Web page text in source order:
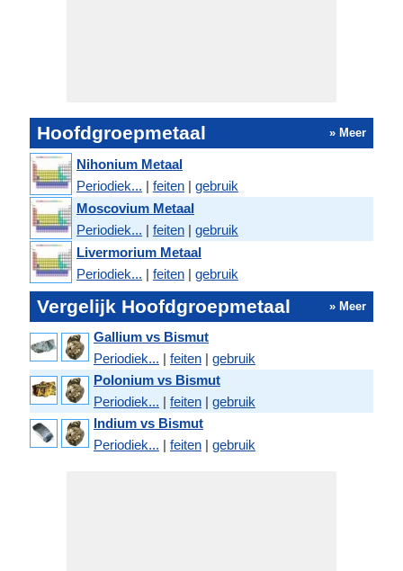
Hoofdgroepmetaal » Meer
Nihonium Metaal
Periodiek... | feiten | gebruik
Moscovium Metaal
Periodiek... | feiten | gebruik
Livermorium Metaal
Periodiek... | feiten | gebruik
Vergelijk Hoofdgroepmetaal » Meer
Gallium vs Bismut
Periodiek... | feiten | gebruik
Polonium vs Bismut
Periodiek... | feiten | gebruik
Indium vs Bismut
Periodiek... | feiten | gebruik